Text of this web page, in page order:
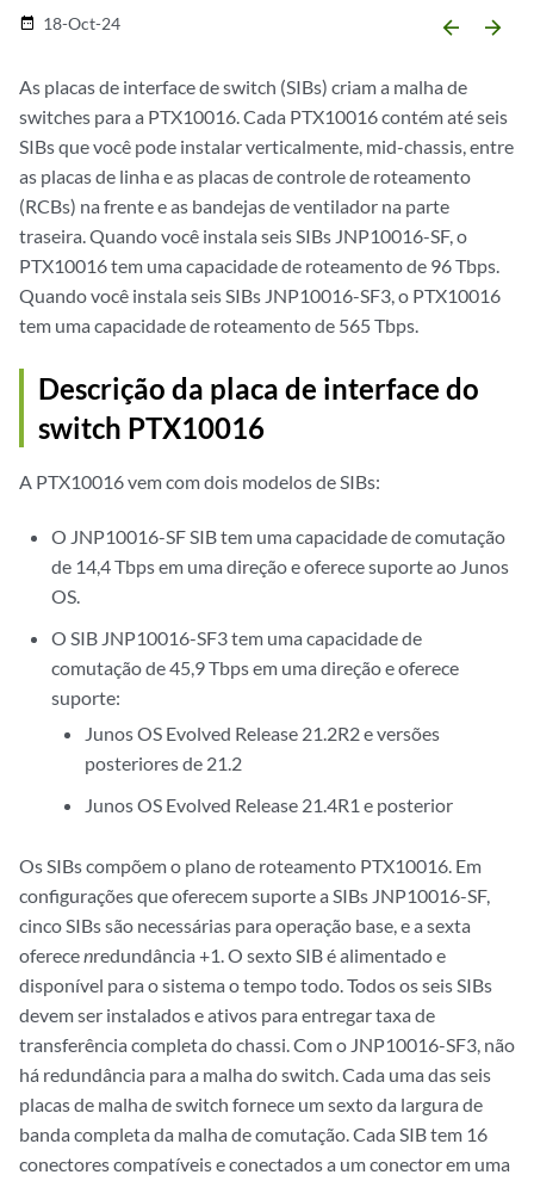
date_range 18-Oct-24 arrow_backward arrow_forward
As placas de interface de switch (SIBs) criam a malha de
switches para a PTX10016. Cada PTX10016 contém até seis
SIBs que você pode instalar verticalmente, mid-chassis, entre
as placas de linha e as placas de controle de roteamento
(RCBs) na frente e as bandejas de ventilador na parte
traseira. Quando você instala seis SIBs JNP10016-SF, o
PTX10016 tem uma capacidade de roteamento de 96 Tbps.
Quando você instala seis SIBs JNP10016-SF3, o PTX10016
tem uma capacidade de roteamento de 565 Tbps.
Descrição da placa de interface do
switch PTX10016
A PTX10016 vem com dois modelos de SIBs:
O JNP10016-SF SIB tem uma capacidade de comutação
de 14,4 Tbps em uma direção e oferece suporte ao Junos
OS.
O SIB JNP10016-SF3 tem uma capacidade de
comutação de 45,9 Tbps em uma direção e oferece
suporte:
Junos OS Evolved Release 21.2R2 e versões
posteriores de 21.2
Junos OS Evolved Release 21.4R1 e posterior
Os SIBs compõem o plano de roteamento PTX10016. Em
configurações que oferecem suporte a SIBs JNP10016-SF,
cinco SIBs são necessárias para operação base, e a sexta
oferecenredundância +1. O sexto SIB é alimentado e
disponível para o sistema o tempo todo. Todos os seis SIBs
devem ser instalados e ativos para entregar taxa de
transferência completa do chassi. Com o JNP10016-SF3, não
há redundância para a malha do switch. Cada uma das seis
placas de malha de switch fornece um sexto da largura de
banda completa da malha de comutação. Cada SIB tem 16
conectores compatíveis e conectados a um conector em uma